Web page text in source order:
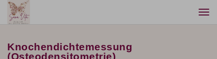
Knochendichtemessung
(Osteodensitometrie)